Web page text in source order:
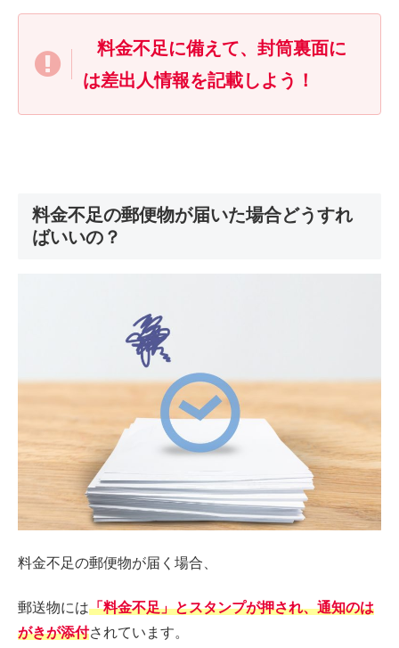
料金不足に備えて、封筒裏面に
は差出人情報を記載しよう！
料金不足の郵便物が届いた場合どうすれ
ばいいの？
料金不足の郵便物が届く場合、
郵送物には「料金不足」とスタンプが押され、通知のは
がきが添付されています。